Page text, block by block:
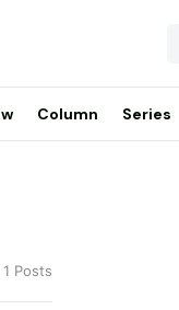
Column Series
Posts